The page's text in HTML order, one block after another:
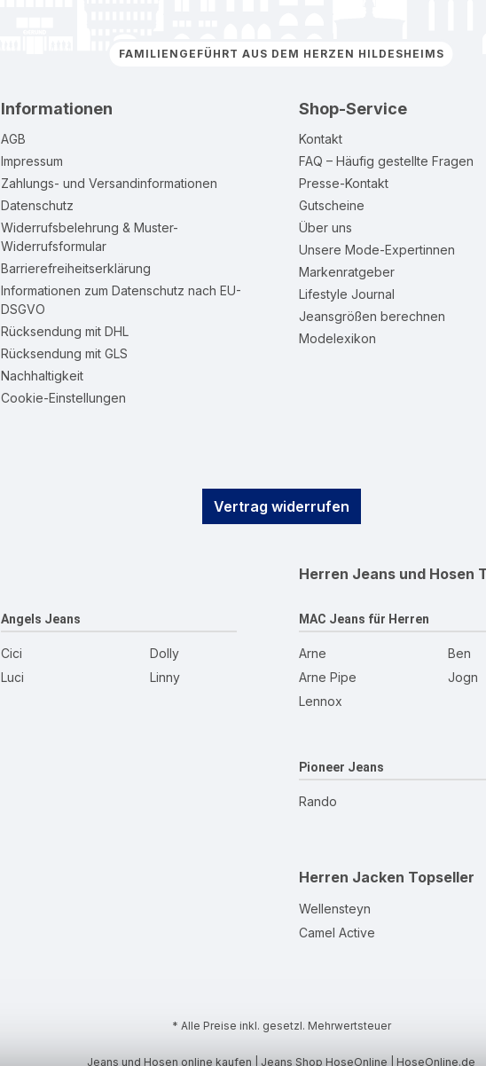
FAMILIENGEFÜHRT AUS DEM HERZEN HILDESHEIMS
Informationen
AGB
Impressum
Zahlungs- und Versandinformationen
Datenschutz
Widerrufsbelehrung & Muster-
Widerrufsformular
Barrierefreiheitserklärung
Informationen zum Datenschutz nach EU-
DSGVO
Rücksendung mit DHL
Rücksendung mit GLS
Nachhaltigkeit
Cookie-Einstellungen
Shop-Service
Kontakt
FAQ – Häufig gestellte Fragen
Presse-Kontakt
Gutscheine
Über uns
Unsere Mode-Expertinnen
Markenratgeber
Lifestyle Journal
Jeansgrößen berechnen
Modelexikon
Vertrag widerrufen
Angels Jeans
Cici
Luci
Dolly
Linny
Herren Jeans und Hosen
MAC Jeans für Herren
Arne
Arne Pipe
Lennox
Ben
Jogn
Pioneer Jeans
Rando
Herren Jacken Topseller
Wellensteyn
Camel Active
* Alle Preise inkl. gesetzl. Mehrwertsteuer
Jeans und Hosen online kaufen | Jeans Shop HoseOnline | HoseOnline.de